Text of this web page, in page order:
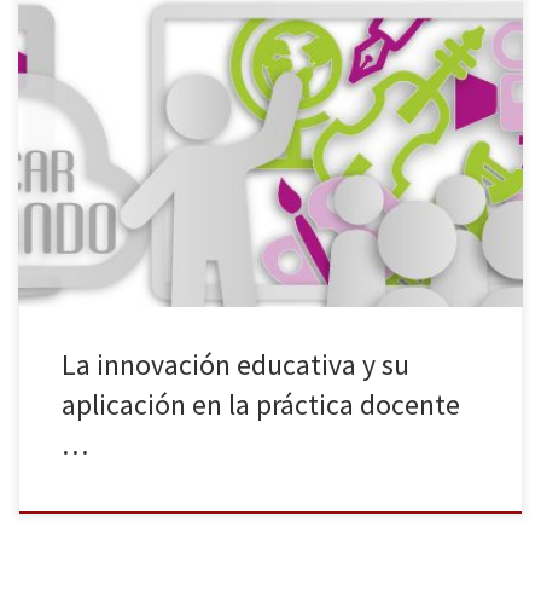
La necesidad de promover el aprendizaje personalizado,
fomentar el pensamiento computacional en las aulas o aspirar a la
innovación en la escuela para incitar a la comunidad educativa a la
acción con algunos de los temas de gran interés que
protagonizarán las conferencias que los docentes podrán
escuchar en SIMO […]
La innovación educativa y su
aplicación en la práctica docente
…